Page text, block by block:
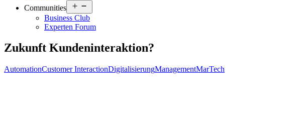
Communities
menu
Business Club
Experten Forum
Zukunft Kundeninteraktion?
AutomationCustomer InteractionDigitalisierungManagementMarTech